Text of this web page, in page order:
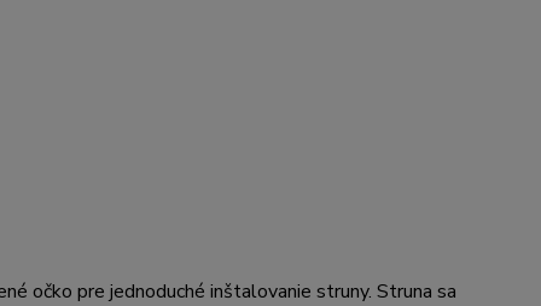
očko pre jednoduché inštalovanie struny. Struna sa